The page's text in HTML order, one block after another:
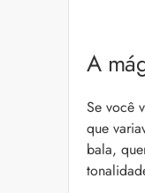
A
Se você
que
bala,